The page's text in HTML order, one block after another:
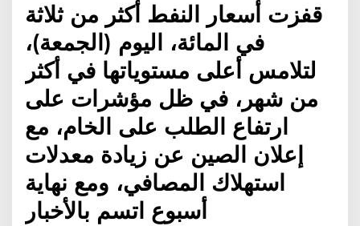
قفزت أسعار النفط أكثر من ثلاثة
في المائة، اليوم (الجمعة)،
لتلامس أعلى مستوياتها في أكثر
من شهر، في ظل مؤشرات على
ارتفاع الطلب على الخام، مع
إعلان الصين عن زيادة معدلات
استهلاك المصافي، ومع نهاية
أسبوع اتسم بالأخبار